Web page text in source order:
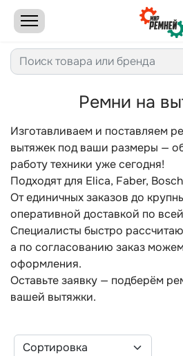
Ремни на
Изготавливаем и поставляем
вытяжек под ваши размеры —
работу техники уже сегодня!
Подходят для Elica, Faber,
От единичных заказов до
оперативной доставкой по
Специалисты быстро
а по согласованию заказ
оформления.
Оставьте заявку — подберём
вашей вытяжки.